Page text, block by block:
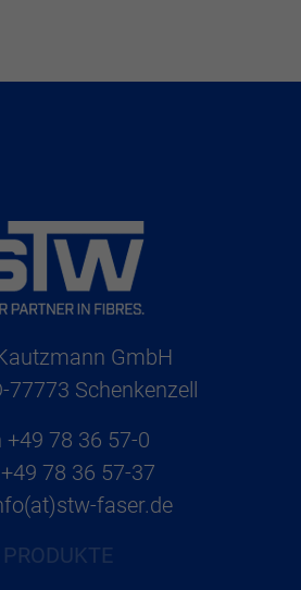
GmbH
77773 Schenkenzell
+49 78 36 57-0
+49 78 36 57-37
faser.de
PRODUKTE